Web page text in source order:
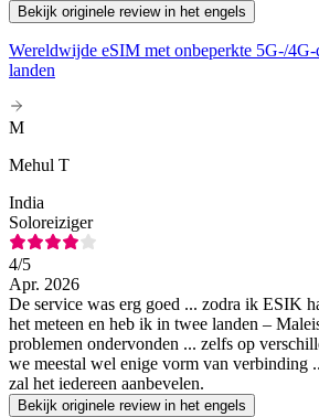
Bekijk originele review in het engels
Wereldwijde eSIM met onbeperkte 5G-/4G-
landen
M
Mehul T
India
Soloreiziger
4/5
Apr. 2026
De service was erg goed ... zodra ik ESIK
het meteen en heb ik in twee landen –
problemen ondervonden ... zelfs op
we meestal wel enige vorm van verbinding
zal het iedereen aanbevelen.
Bekijk originele review in het engels